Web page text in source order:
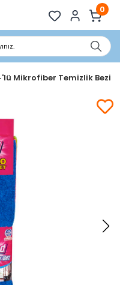
0
Mikrofiber Temizlik Bezi